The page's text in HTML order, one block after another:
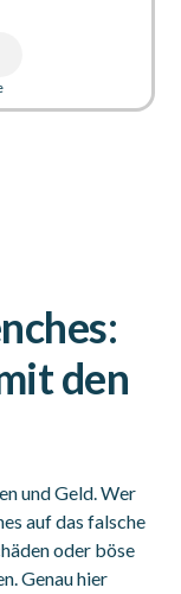
den
und Geld. Wer
auf das falsche
oder böse
Genau hier